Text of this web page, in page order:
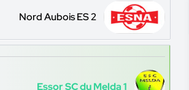
Nord Aubois ES 2
Essor SC du Melda 1